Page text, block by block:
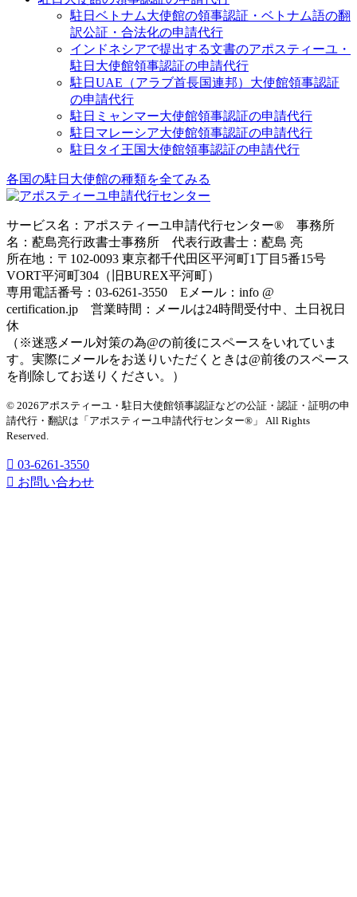
駐日ベトナム大使館の領事認証・ベトナム語の翻
訳公証・合法化の申請代行
インドネシアで提出する文書のアポスティーユ・
駐日大使館領事認証の申請代行
駐日UAE（アラブ首長国連邦）大使館領事認証
の申請代行
駐日ミャンマー大使館領事認証の申請代行
駐日マレーシア大使館領事認証の申請代行
駐日タイ王国大使館領事認証の申請代行
各国の駐日大使館の種類を全てみる
サービス名：アポスティーユ申請代行センター® 事務所
名：蓜島亮行政書士事務所 代表行政書士：蓜島 亮
所在地：〒102-0093 東京都千代田区平河町1丁目5番15号
VORT平河町304（旧BUREX平河町）
専用電話番号：03-6261-3550 Eメール：info @
certification.jp 営業時間：メールは24時間受付中、土日祝日
休
（※迷惑メール対策の為@の前後にスペースをいれていま
す。実際にメールをお送りいただくときは@前後のスペース
を削除してお送りください。）
© 2026アポスティーユ・駐日大使館領事認証などの公証・認証・証明の申
請代行・翻訳は「アポスティーユ申請代行センター®」 All Rights
Reserved.
03-6261-3550
お問い合わせ